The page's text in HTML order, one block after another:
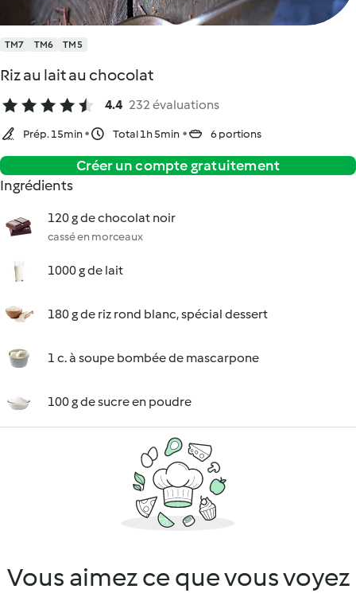
TM7 TM6 TM5
Riz au lait au chocolat
4.4 232 évaluations
Prép. 15min Total 1h 5min 6 portions
Créer un compte gratuitement
Ingrédients
120 g de chocolat noir
cassé en morceaux
1000 g de lait
180 g de riz rond blanc, spécial dessert
1 c. à soupe bombée de mascarpone
100 g de sucre en poudre
Vous aimez ce que vous voyez